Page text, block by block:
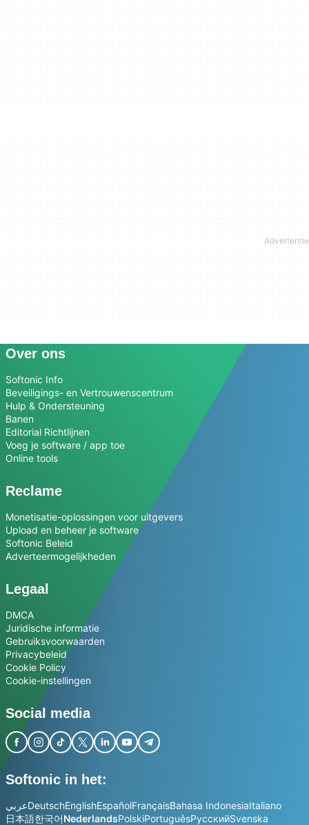
Over ons
Softonic Info
Beveiligings- en Vertrouwenscentrum
Hulp & Ondersteuning
Banen
Editorial Richtlijnen
Voeg je software / app toe
Online tools
Reclame
Monetisatie-oplossingen voor uitgevers
Upload en beheer je software
Softonic Beleid
Adverteermogelijkheden
Legaal
DMCA
Juridische informatie
Gebruiksvoorwaarden
Privacybeleid
Cookie Policy
Cookie-instellingen
Social media
Softonic in het:
عربيDeutschEnglishEspañolFrançaisBahasa IndonesiaItaliano
日本語한국어NederlandsPolskiPortuguêsРусскийSvenska